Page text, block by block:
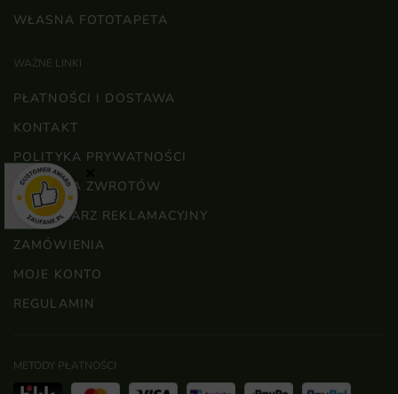
WŁASNA FOTOTAPETA
WAŻNE LINKI
PŁATNOŚCI I DOSTAWA
KONTAKT
POLITYKA PRYWATNOŚCI
POLITYKA ZWROTÓW
FORMULARZ REKLAMACYJNY
ZAMÓWIENIA
MOJE KONTO
REGULAMIN
METODY PŁATNOŚCI